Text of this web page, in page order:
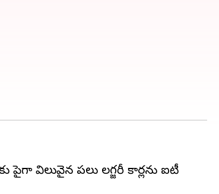
విలువైన పలు లగ్జరీ కార్లను ఐటీ